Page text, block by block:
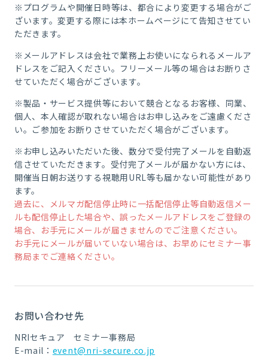
※プログラムや開催日時等は、都合により変更する場合がご
ざいます。変更する際には本ホームページにて告知させてい
ただきます。
※メールアドレスは会社で業務上お使いになられるメールア
ドレスをご記入ください。フリーメール等の場合はお断りさ
せていただく場合がございます。
※製品・サービス提供等において競合となるお客様、同業、
個人、本人確認が取れない場合はお申し込みをご遠慮くださ
い。ご参加をお断りさせていただく場合がございます。
※お申し込みいただいた後、数分で受付完了メールを自動返
信させていただきます。受付完了メールが届かない方には、
開催当日朝お送りする視聴用URL等も届かない可能性があり
ます。
過去に、メルマガ配信停止時に一括配信停止等自動返信メー
ルも配信停止した場合や、誤ったメールアドレスをご登録の
場合、お手元にメールが届きませんのでご注意ください。
お手元にメールが届いていない場合は、お早めにセミナー事
務局までご連絡ください。
お問い合わせ先
NRIセキュア セミナー事務局
E-mail： event@nri-secure.co.jp